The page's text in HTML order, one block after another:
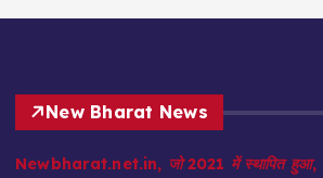
New Bharat News
Newbharat.net.in, जो 2021 में स्थापित हुआ,